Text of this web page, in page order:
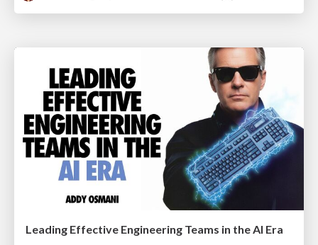
Leading Effective Engineering Teams in the AI Era